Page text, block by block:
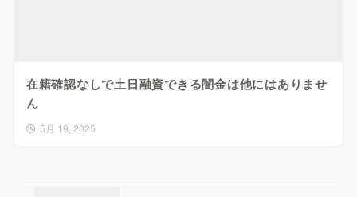
在籍確認なしで土日融資できる闇金は他にはありませ
ん
5月 19, 2025